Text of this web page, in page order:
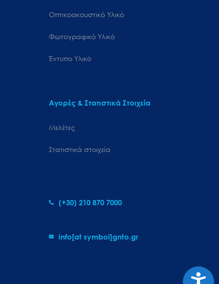
Οπτικοακουστικό Υλικό
Φωτογραφικό Υλικό
Έντυπο Υλικό
Αγορές & Στατιστικά Στοιχεία
Μελέτες
Στατιστικά στοιχεία
(+30) 210 870 7000
info[at symbol]gnto.gr